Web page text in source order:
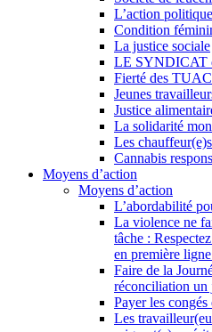
L’action politique
Condition
La justice sociale
LE SYNDICAT
Fierté des
Jeunes
Justice
La solidarité
Les
Cannabis
Moyens d’action
Moyens d’action
L’abordabilité
La violence ne
tâche :
en première
Faire de la
réconciliation un
Payer les
Les